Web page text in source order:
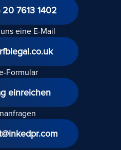
20 7613 1402
eine E-Mail
Formular
einreichen